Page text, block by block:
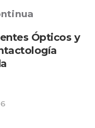
Ópticos y